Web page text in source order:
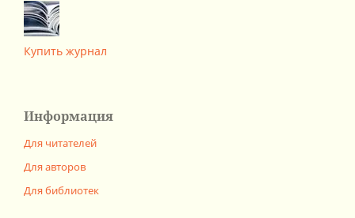
Купить журнал
Информация
Для читателей
Для авторов
Для библиотек